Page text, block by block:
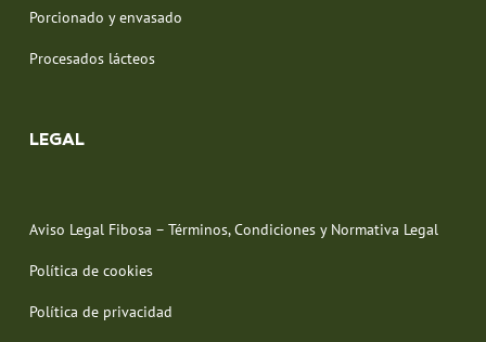
Porcionado y envasado
Procesados lácteos
LEGAL
Aviso Legal Fibosa – Términos, Condiciones y Normativa Legal
Política de cookies
Política de privacidad